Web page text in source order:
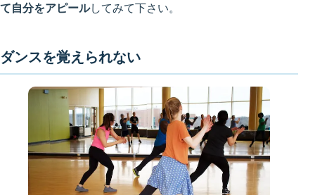
て自分をアピールしてみて下さい。
ダンスを覚えられない